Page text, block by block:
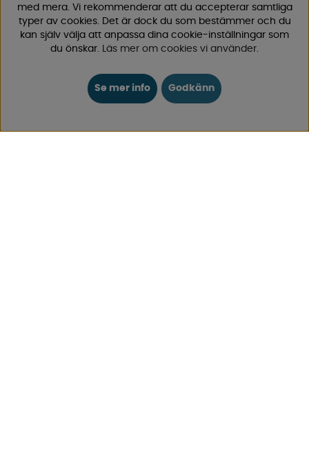
Campingvaruhuset
campingtillbehör för husvagn, husbil och van! Med över
50 års erfarenhet är vi din självklara partner för allt inom
camping och fritid.
med mera. Vi rekommenderar att du accepterar samtliga
typer av cookies. Det är dock du som bestämmer och du
kan själv välja att anpassa dina cookie-inställningar som
du önskar. Läs mer om cookies vi använder.
Se mer info Godkänn